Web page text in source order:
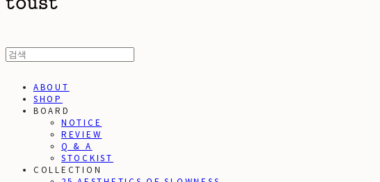
ABOUT
SHOP
BOARD
NOTICE
REVIEW
Q & A
STOCKIST
COLLECTION